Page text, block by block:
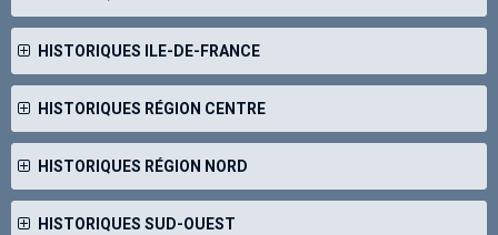
HISTORIQUES ILE-DE-FRANCE
HISTORIQUES RÉGION CENTRE
HISTORIQUES RÉGION NORD
HISTORIQUES SUD-OUEST